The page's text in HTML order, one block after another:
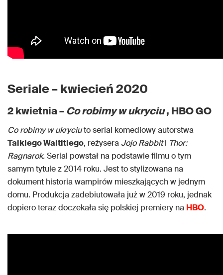
Seriale – kwiecień 2020
2 kwietnia – Co robimy w ukryciu, HBO GO
Co robimy w ukryciuto serial komediowy autorstwa
Taikiego Waititiego, reżysera Jojo Rabbiti Thor:
Ragnarok.Serial powstał na podstawie filmu o tym
samym tytule z 2014 roku. Jest to stylizowana na
dokument historia wampirów mieszkających w jednym
domu. Produkcja zadebiutowała już w 2019 roku, jednak
dopiero teraz doczekała się polskiej premiery na HBO.